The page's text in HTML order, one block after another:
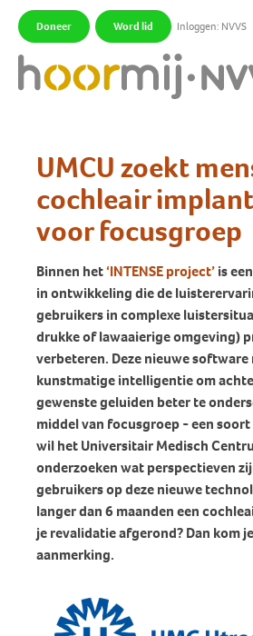
Doneer Word lid Inloggen: NVVS
UMCU zoekt
cochleair
voor focusgroep
Binnen het‘INTENSE project’is
in ontwikkeling die de
gebruikers in complexe
drukke of lawaaierige omgeving)
verbeteren. Deze nieuwe
kunstmatige intelligentie om
gewenste geluiden beter te
middel van focusgroep - een
wil het Universitair Medisch
onderzoeken wat perspectieven
gebruikers op deze nieuwe
langer dan 6 maanden een
je revalidatie afgerond? Dan kom
aanmerking.